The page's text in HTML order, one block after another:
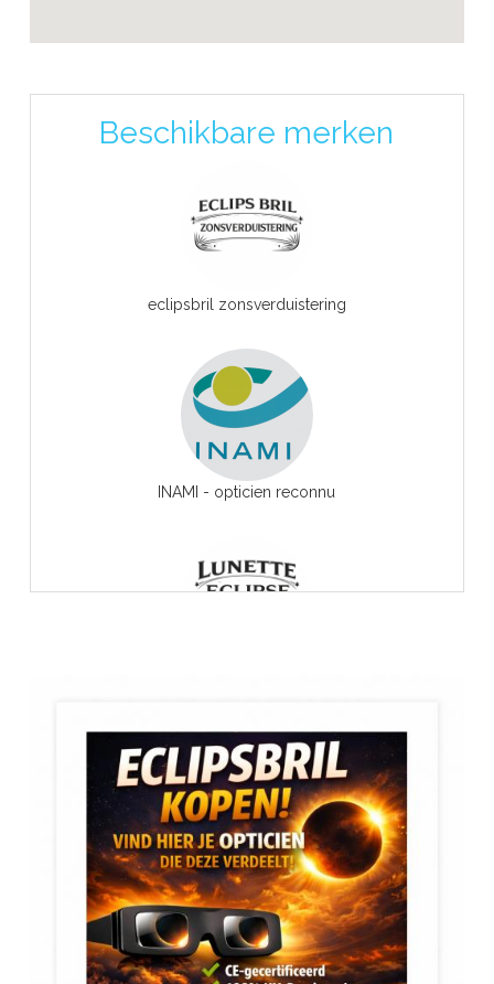
Beschikbare merken
eclipsbril zonsverduistering
INAMI - opticien reconnu
RIZIV -erkend opticien